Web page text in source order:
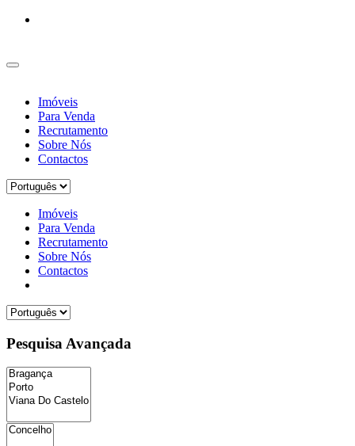
Imóveis
Para Venda
Recrutamento
Sobre Nós
Contactos
Imóveis
Para Venda
Recrutamento
Sobre Nós
Contactos
Pesquisa Avançada